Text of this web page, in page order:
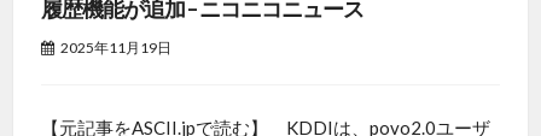
履歴機能が追加 – ニコニコニュース
2025年11月19日
【元記事をASCII.jpで読む】 KDDIは、povo2.0ユーザ